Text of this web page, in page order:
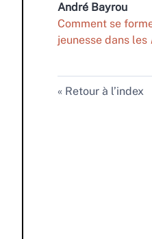
André Bayrou
Comment se
jeunesse dans les
Retour à l’index